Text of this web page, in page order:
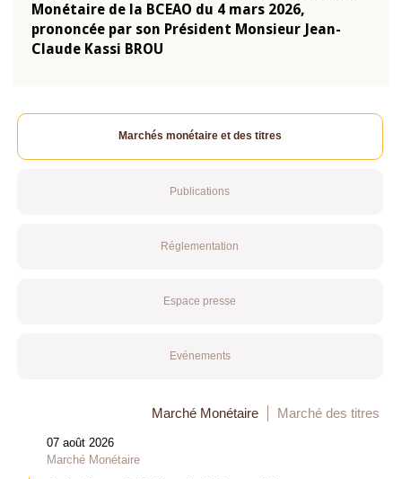
Monétaire de la BCEAO du 4 mars 2026,
prononcée par son Président Monsieur Jean-
Claude Kassi BROU
Marchés monétaire et des titres
Publications
Réglementation
Espace presse
Evénements
Marché Monétaire Marché des titres
07 août 2026
Marché Monétaire